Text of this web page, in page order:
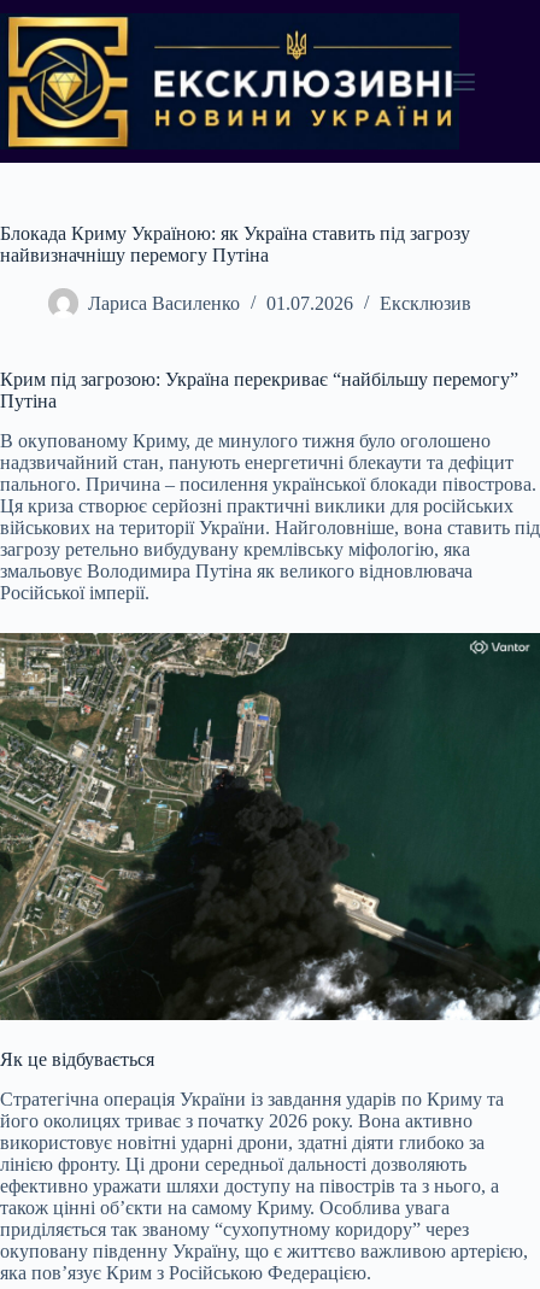
до
вмісту
Блокада Криму Україною: як Україна ставить під загрозу
найвизначнішу перемогу Путіна
Лариса Василенко 01.07.2026 Ексклюзив
Крим під загрозою: Україна перекриває “найбільшу перемогу”
Путіна
В окупованому Криму, де минулого тижня було оголошено
надзвичайний стан, панують енергетичні блекаути та дефіцит
пального. Причина – посилення української блокади півострова.
Ця криза створює серйозні практичні виклики для російських
військових на території України. Найголовніше, вона ставить під
загрозу ретельно вибудувану кремлівську міфологію, яка
змальовує Володимира Путіна як великого відновлювача
Російської імперії.
Як це відбувається
Стратегічна операція України із завдання ударів по Криму та
його околицях триває з початку 2026 року. Вона активно
використовує новітні ударні дрони, здатні діяти глибоко за
лінією фронту. Ці дрони середньої дальності дозволяють
ефективно уражати шляхи доступу на півострів та з нього, а
також цінні об’єкти на самому Криму. Особлива увага
приділяється так званому “сухопутному коридору” через
окуповану південну Україну, що є життєво важливою артерією,
яка пов’язує Крим з Російською Федерацією.